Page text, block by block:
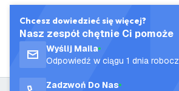
Chcesz dowiedzieć się więcej?
Nasz zespół chętnie Ci pomoże
Wyślij Maila
Odpowiedź w ciągu 1 dnia
Zadzwoń Do Nas